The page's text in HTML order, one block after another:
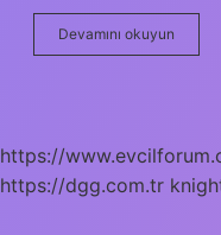
Devamını okuyun
Saat
https://
https://dgg.com.tr